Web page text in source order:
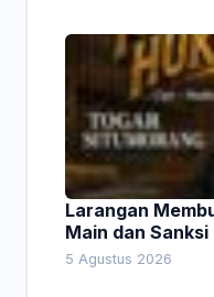
Larangan
Main dan
5 Agustus 2026